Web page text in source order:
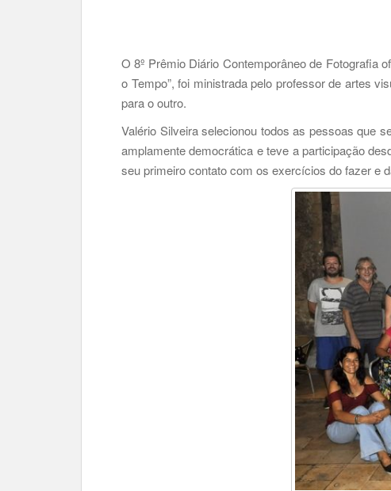
O 8º Prêmio Diário Contemporâneo de Fotografia
o Tempo”, foi ministrada pelo professor de artes
para o outro.
Valério Silveira selecionou todos as pessoas que
amplamente democrática e teve a participação
seu primeiro contato com os exercícios do fazer e